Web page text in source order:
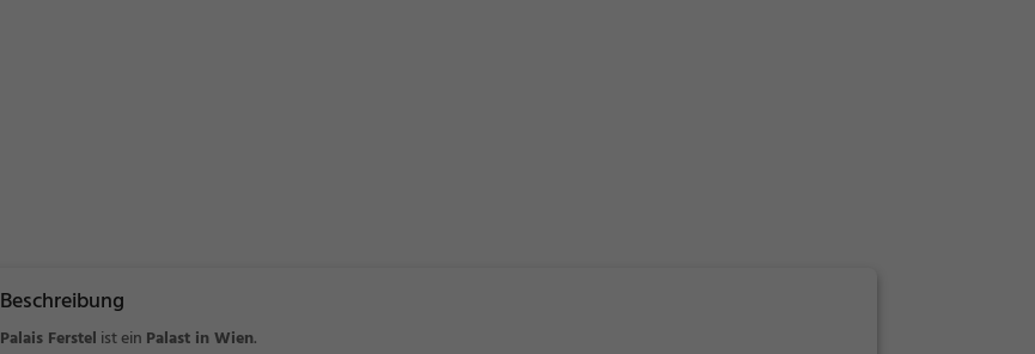
Beschreibung
Palais Ferstel ist ein Palast in Wien.